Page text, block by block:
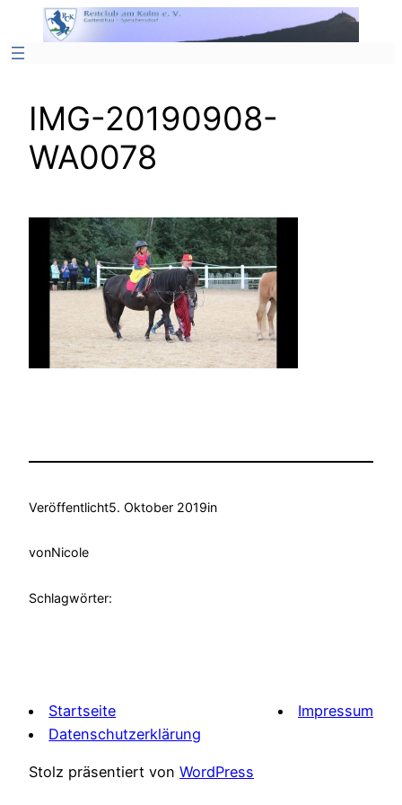
Inhalt
springen
IMG-20190908-
WA0078
Veröffentlicht5. Oktober 2019in
vonNicole
Schlagwörter:
Startseite
Impressum
Datenschutzerklärung
Stolz präsentiert von WordPress